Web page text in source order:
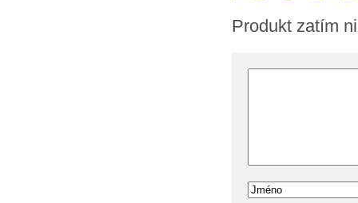
Produkt zatím